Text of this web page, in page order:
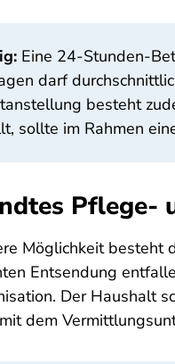
Eine 24-Stunden-
darf
besteht
sollte im Rahmen
Pflege-
Möglichkeit besteht
Entsendung
Der Haushalt
dem